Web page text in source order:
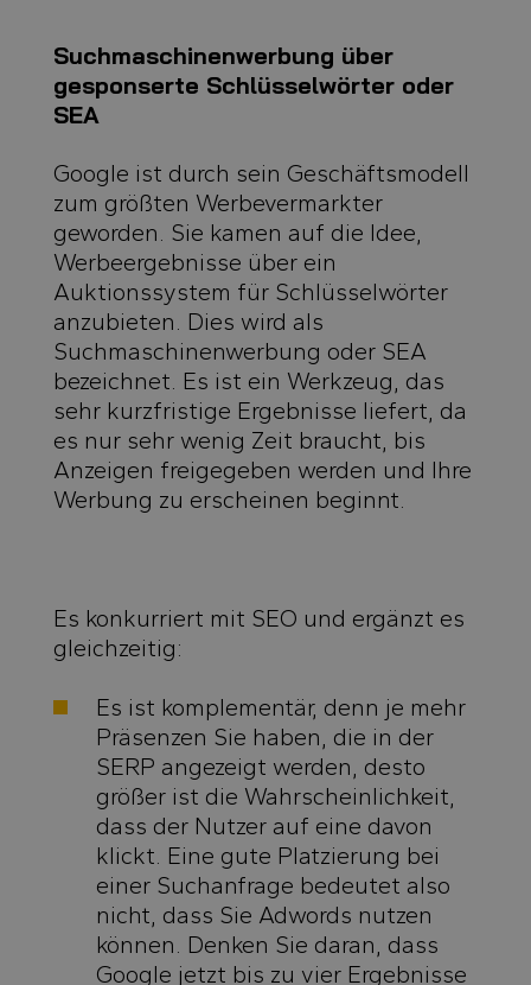
Suchmaschinenwerbung über
gesponserte Schlüsselwörter oder
SEA
Google ist durch sein Geschäftsmodell
zum größten Werbevermarkter
geworden. Sie kamen auf die Idee,
Werbeergebnisse über ein
Auktionssystem für Schlüsselwörter
anzubieten. Dies wird als
Suchmaschinenwerbung oder SEA
bezeichnet. Es ist ein Werkzeug, das
sehr kurzfristige Ergebnisse liefert, da
es nur sehr wenig Zeit braucht, bis
Anzeigen freigegeben werden und Ihre
Werbung zu erscheinen beginnt.
Es konkurriert mit SEO und ergänzt es
gleichzeitig:
Es ist komplementär, denn je mehr
Präsenzen Sie haben, die in der
SERP angezeigt werden, desto
größer ist die Wahrscheinlichkeit,
dass der Nutzer auf eine davon
klickt. Eine gute Platzierung bei
einer Suchanfrage bedeutet also
nicht, dass Sie Adwords nutzen
können. Denken Sie daran, dass
Google jetzt bis zu vier Ergebnisse